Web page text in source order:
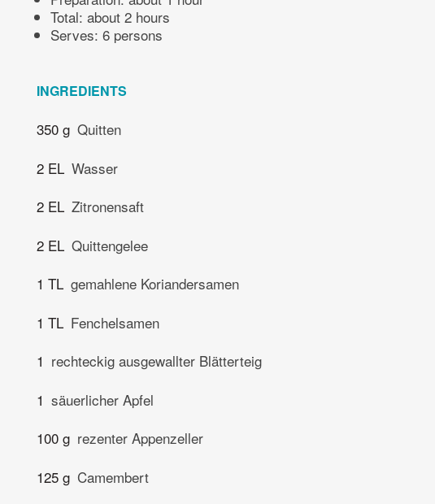
Total: about 2 hours
Serves: 6 persons
INGREDIENTS
350 g Quitten
2 EL Wasser
2 EL Zitronensaft
2 EL Quittengelee
1 TL gemahlene Koriandersamen
1 TL Fenchelsamen
1 rechteckig ausgewallter Blätterteig
1 säuerlicher Apfel
100 g rezenter Appenzeller
125 g Camembert